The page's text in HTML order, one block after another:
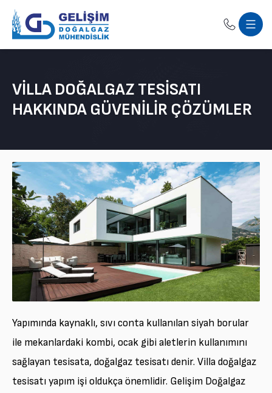
VILLA DOĞALGAZ TESISATI
HAKKINDA GÜVENILIR ÇÖZÜMLER
Yapımında kaynaklı, sıvı conta kullanılan siyah borular
ile mekanlardaki kombi, ocak gibi aletlerin kullanımını
sağlayan tesisata, doğalgaz tesisatı denir. Villa doğalgaz
tesisatı yapım işi oldukça önemlidir. Gelişim Doğalgaz